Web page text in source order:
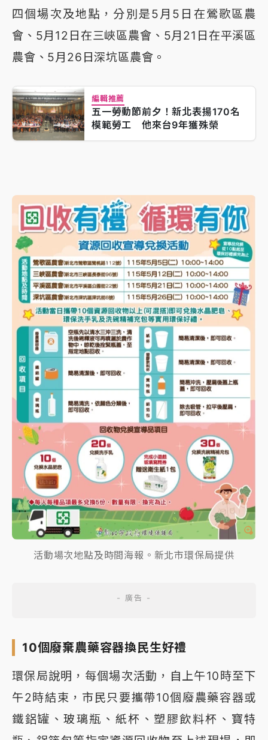
四個場次及地點，分別是5月5日在鶯歌區農
會、5月12日在三峽區農會、5月21日在平溪區
農會、5月26日深坑區農會。
編輯推薦
五一勞動節前夕！新北表揚170名
模範勞工 他來台9年獲殊榮
活動場次地點及時間海報。新北市環保局提供
10個廢棄農藥容器換民生好禮
環保局說明，每個場次活動，自上午10時至下
午2時結束，市民只要攜帶10個廢農藥容器或
鐵鋁罐、玻璃瓶、紙杯、塑膠飲料杯、寶特